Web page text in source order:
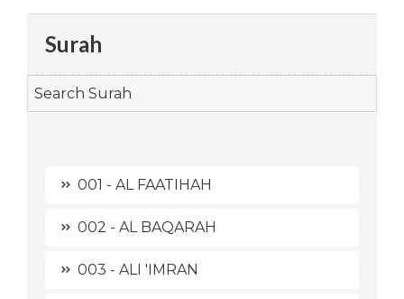
Surah
001 - AL FAATIHAH
002 - AL BAQARAH
003 - ALI 'IMRAN